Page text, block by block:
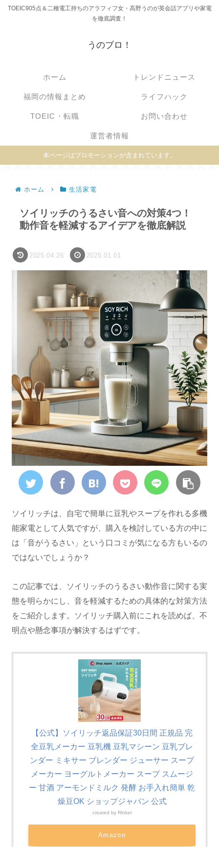
TOEIC905点＆二種電工持ちのアラフィフ女・高野うのが英会話アプリや家電
を徹底調査！
うのブロ！
ホーム トレンドニュース
福岡の情報まとめ ライフハック
TOEIC・転職 お問い合わせ
運営者情報
本ページはプロモーションが含まれています。
ホーム 生活家電
ソイリッチのうるさい音への対策4つ！
動作音を軽減するアイデアを徹底解説
2025.04.26 2025.01.01
ソイリッチは、自宅で簡単に豆乳やスープを作れる多機
能家電として人気ですが、購入を検討している方の中に
は「音がうるさい」という口コミが気になる方もいるの
ではないでしょうか？
この記事では、ソイリッチのうるさい動作音に関する実
態を明らかにし、音を軽減するための具体的な対策方法
をご紹介します。ソイリッチ購入前にこれを読めば、不
明点や懸念事項が解決するはずです。
【公式】ソイリッチ返品保証30日間 正規品 完
全豆乳メーカー 豆乳機 豆乳マシーン 豆乳ブレ
ンダー ミキサー ブレンダー ジューサー スープ
メーカー ヨーグルトメーカー スープ スムージ
ー 甘酒 アーモンドミルク 発酵 お手入れ簡単 乾
燥豆OK ショップジャパン 公式
created by Rinker
Amazon